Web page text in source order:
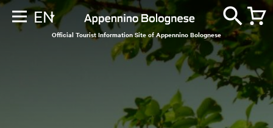
EN
Official Tourist Information Site of Appennino Bolognese